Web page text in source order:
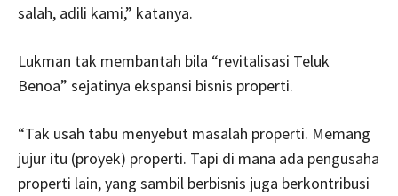
salah, adili kami,” katanya.
Lukman tak membantah bila “revitalisasi Teluk
Benoa” sejatinya ekspansi bisnis properti.
“Tak usah tabu menyebut masalah properti. Memang
jujur itu (proyek) properti. Tapi di mana ada pengusaha
properti lain, yang sambil berbisnis juga berkontribusi